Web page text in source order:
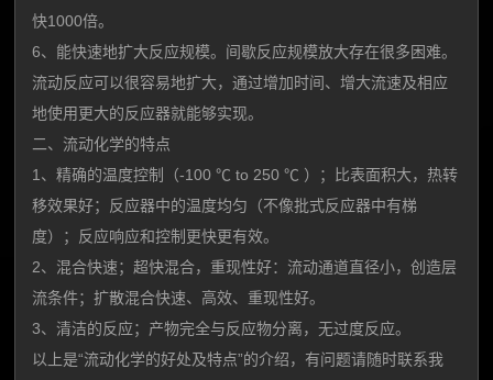
快1000倍。
6、能快速地扩大反应规模。间歇反应规模放大存在很多困难。
流动反应可以很容易地扩大，通过增加时间、增大流速及相应
地使用更大的反应器就能够实现。
二、流动化学的特点
1、精确的温度控制（-100 ℃ to 250 ℃ ）；比表面积大，热转
移效果好；反应器中的温度均匀（不像批式反应器中有梯
度）；反应响应和控制更快更有效。
2、混合快速；超快混合，重现性好：流动通道直径小，创造层
流条件；扩散混合快速、高效、重现性好。
3、清洁的反应；产物完全与反应物分离，无过度反应。
以上是“流动化学的好处及特点”的介绍，有问题请随时联系我